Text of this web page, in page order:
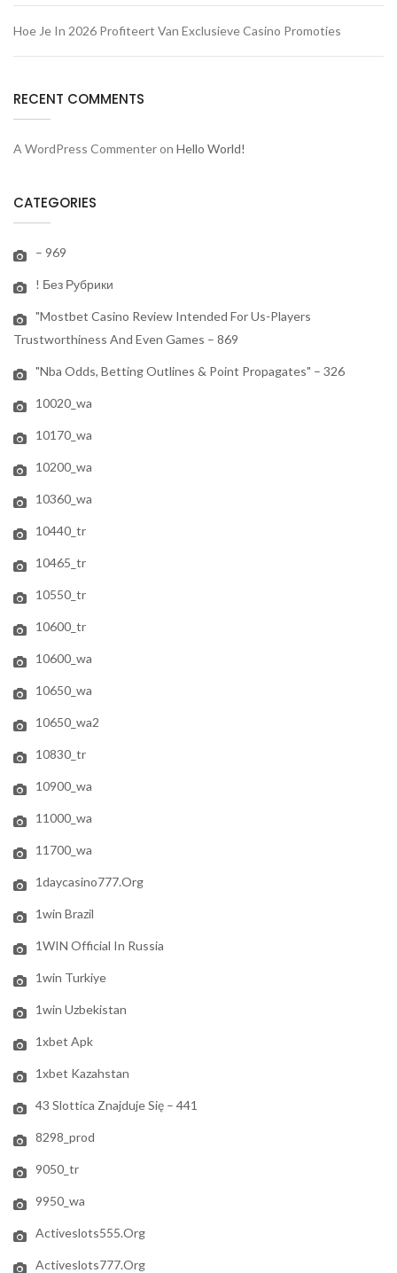
Hoe Je In 2026 Profiteert Van Exclusieve Casino Promoties
RECENT COMMENTS
A WordPress Commenteron Hello World!
CATEGORIES
– 969
! Без Рубрики
"mostbet Casino Review Intended For Us-Players
Trustworthiness And Even Games – 869
"nba Odds, Betting Outlines & Point Propagates" – 326
10020_wa
10170_wa
10200_wa
10360_wa
10440_tr
10465_tr
10550_tr
10600_tr
10600_wa
10650_wa
10650_wa2
10830_tr
10900_wa
11000_wa
11700_wa
1daycasino777.org
1win Brazil
1WIN Official In Russia
1win Turkiye
1win Uzbekistan
1xbet Apk
1xbet Kazahstan
43 Slottica Znajduje Się – 441
8298_prod
9050_tr
9950_wa
Activeslots555.org
Activeslots777.org